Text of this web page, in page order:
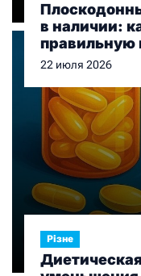
в наличии:
правильную
рыбалки и
22 июля 2026
Різне